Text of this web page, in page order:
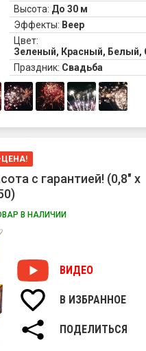
Высота: До 30 м
Эффекты: Веер
Цвет:
Зеленый, Красный, Белый,
Праздник: Свадьба
с гарантией! (0,8" х
В НАЛИЧИИ
ВИДЕО
В ИЗБРАННОЕ
ПОДЕЛИТЬСЯ